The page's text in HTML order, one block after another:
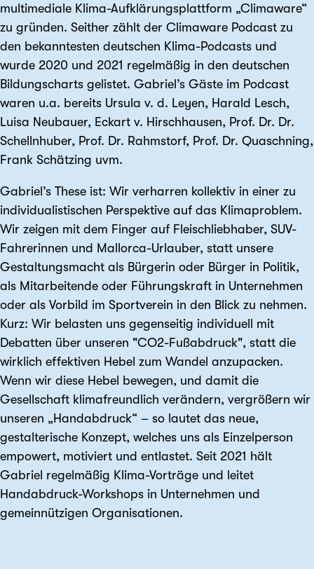
multimediale Klima-Aufklärungsplattform „Climaware“
zu gründen. Seither zählt der Climaware Podcast zu
den bekanntesten deutschen Klima-Podcasts und
wurde 2020 und 2021 regelmäßig in den deutschen
Bildungscharts gelistet. Gabriel’s Gäste im Podcast
waren u.a. bereits Ursula v. d. Leyen, Harald Lesch,
Luisa Neubauer, Eckart v. Hirschhausen, Prof. Dr. Dr.
Schellnhuber, Prof. Dr. Rahmstorf, Prof. Dr. Quaschning,
Frank Schätzing uvm.
Gabriel’s These ist: Wir verharren kollektiv in einer zu
individualistischen Perspektive auf das Klimaproblem.
Wir zeigen mit dem Finger auf Fleischliebhaber, SUV-
Fahrerinnen und Mallorca-Urlauber, statt unsere
Gestaltungsmacht als Bürgerin oder Bürger in Politik,
als Mitarbeitende oder Führungskraft in Unternehmen
oder als Vorbild im Sportverein in den Blick zu nehmen.
Kurz: Wir belasten uns gegenseitig individuell mit
Debatten über unseren "CO2-Fußabdruck", statt die
wirklich effektiven Hebel zum Wandel anzupacken.
Wenn wir diese Hebel bewegen, und damit die
Gesellschaft klimafreundlich verändern, vergrößern wir
unseren „Handabdruck“ – so lautet das neue,
gestalterische Konzept, welches uns als Einzelperson
empowert, motiviert und entlastet. Seit 2021 hält
Gabriel regelmäßig Klima-Vorträge und leitet
Handabdruck-Workshops in Unternehmen und
gemeinnützigen Organisationen.